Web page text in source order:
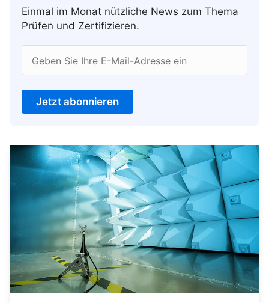
Einmal im Monat nützliche News zum Thema
Prüfen und Zertifizieren.
Geben Sie Ihre E-Mail-Adresse ein
Jetzt abonnieren